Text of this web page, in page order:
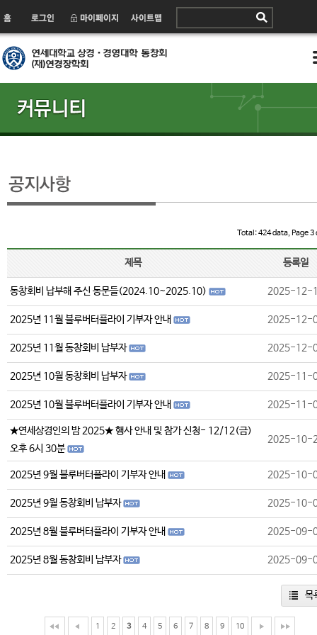
Total: 424 data, Page 3
제목 등록일
동창회비 납부해 주신 동문들(2024.10~2025.10) 2025-12-
2025년 11월 블루버터플라이 기부자 안내 2025-12-
2025년 11월 동창회비 납부자 2025-12-
2025년 10월 동창회비 납부자 2025-11-
2025년 10월 블루버터플라이 기부자 안내 2025-11-
★연세상경인의 밤 2025★ 행사 안내 및 참가 신청- 12/12(금)
오후 6시 30분
2025-10-
2025년 9월 블루버터플라이 기부자 안내 2025-10-
2025년 9월 동창회비 납부자 2025-10-
2025년 8월 블루버터플라이 기부자 안내 2025-09-
2025년 8월 동창회비 납부자 2025-09-
목
1 2 3 4 5 6 7 8 9 10